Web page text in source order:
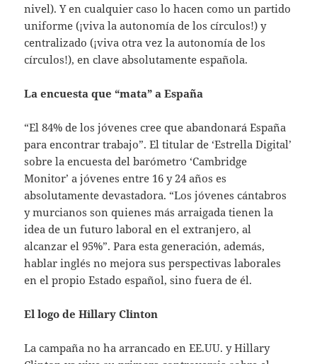
nivel). Y en cualquier caso lo hacen como un partido
uniforme (¡viva la autonomía de los círculos!) y
centralizado (¡viva otra vez la autonomía de los
círculos!), en clave absolutamente española.
La encuesta que “mata” a España
“El 84% de los jóvenes cree que abandonará España
para encontrar trabajo”. El titular de ‘Estrella Digital’
sobre la encuesta del barómetro ‘Cambridge
Monitor’ a jóvenes entre 16 y 24 años es
absolutamente devastadora. “Los jóvenes cántabros
y murcianos son quienes más arraigada tienen la
idea de un futuro laboral en el extranjero, al
alcanzar el 95%”. Para esta generación, además,
hablar inglés no mejora sus perspectivas laborales
en el propio Estado español, sino fuera de él.
El logo de Hillary Clinton
La campaña no ha arrancado en EE.UU. y Hillary